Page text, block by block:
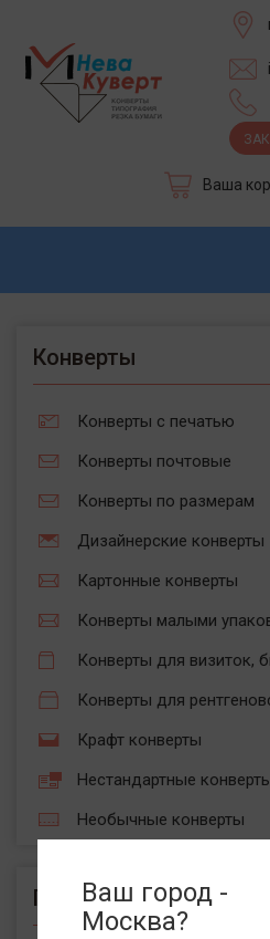
Ваша
Конверты
Конверты с печатью
Конверты почтовые
Конверты по размерам
Дизайнерские конверты
Картонные конверты
Конверты малыми
Конверты для визиток,
Конверты для
Крафт конверты
Нестандартные
Необычные конверты
ПакетыВаш город -
Москва?